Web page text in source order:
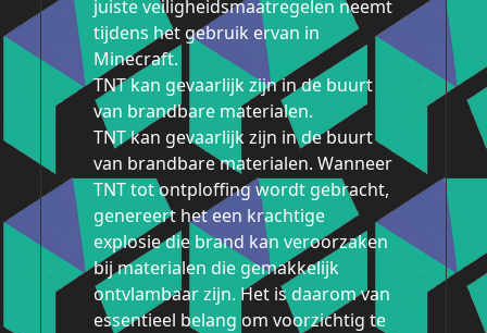
juiste veiligheidsmaatregelen neemt
tijdens het gebruik ervan in
Minecraft.
TNT kan gevaarlijk zijn in de buurt
van brandbare materialen.
TNT kan gevaarlijk zijn in de buurt
van brandbare materialen. Wanneer
TNT tot ontploffing wordt gebracht,
genereert het een krachtige
explosie die brand kan veroorzaken
bij materialen die gemakkelijk
ontvlambaar zijn. Het is daarom van
essentieel belang om voorzichtig te